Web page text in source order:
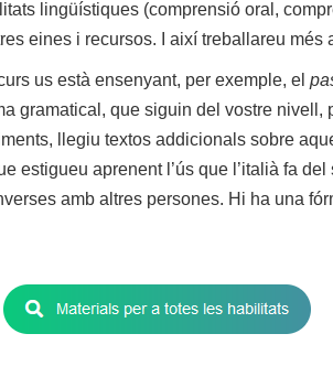
lingüístiques (comprensió oral,
eines i recursos. I així treballareu més
us està ensenyant, per exemple, el
gramatical, que siguin del vostre nivell,
llegiu textos addicionals sobre
estigueu aprenent l’ús que l’italià fa del
amb altres persones. Hi ha una